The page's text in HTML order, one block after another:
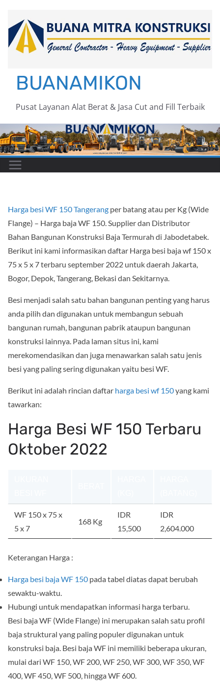
content
BUANAMIKON
Pusat Layanan Alat Berat & Jasa Cut and Fill Terbaik
Harga besi WF 150 Tangerang per batang atau per Kg (Wide
Flange) – Harga baja WF 150. Supplier dan Distributor
Bahan Bangunan Konstruksi Baja Termurah di Jabodetabek.
Berikut ini kami informasikan daftar Harga besi baja wf 150 x
75 x 5 x 7 terbaru september 2022 untuk daerah Jakarta,
Bogor, Depok, Tangerang, Bekasi dan Sekitarnya.
Besi menjadi salah satu bahan bangunan penting yang harus
anda pilih dan digunakan untuk membangun sebuah
bangunan rumah, bangunan pabrik ataupun bangunan
konstruksi lainnya. Pada laman situs ini, kami
merekomendasikan dan juga menawarkan salah satu jenis
besi yang paling sering digunakan yaitu besi WF.
Berikut ini adalah rincian daftar harga besi wf 150yang kami
tawarkan:
Harga Besi WF 150 Terbaru
Oktober 2022
WF 150 x 75 x
5 x 7
168 Kg
IDR
15,500
IDR
2,604.000
Keterangan Harga :
Harga besi baja WF 150 pada tabel diatas dapat berubah
sewaktu-waktu.
Hubungi untuk mendapatkan informasi harga terbaru.
Besi baja WF (Wide Flange) ini merupakan salah satu profil
baja struktural yang paling populer digunakan untuk
konstruksi baja. Besi baja WF ini memiliki beberapa ukuran,
mulai dari WF 150, WF 200, WF 250, WF 300, WF 350, WF
400, WF 450, WF 500, hingga WF 600.